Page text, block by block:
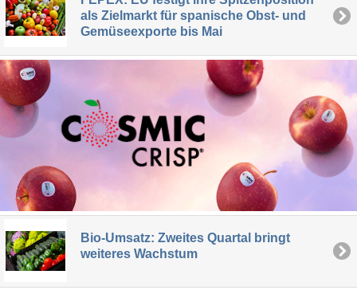
als Zielmarkt für spanische Obst- und
Gemüseexporte bis Mai
Bio-Umsatz: Zweites Quartal bringt
weiteres Wachstum